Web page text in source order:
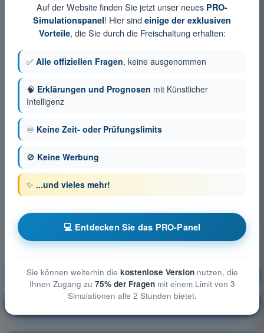
Menschliches Leistungsvermögen Ausbildung!
🔒 Erläuterung der Frage
Auf der Website finden Sie jetzt unser neues PRO-
Simulationspanel! Hier sind einige der exklusiven
Vorteile, die Sie durch die Freischaltung erhalten:
✅ Alle offiziellen Fragen, keine ausgenommen
🧠 Erklärungen und Prognosen mit Künstlicher
Intelligenz
♾️ Keine Zeit- oder Prüfungslimits
🚫 Keine Werbung
✨ ...und vieles mehr!
💻 Entdecken Sie das PRO-Panel
Sie können weiterhin die kostenlose Versionnutzen, die
Ihnen Zugang zu 75% der Fragenmit einem Limit von 3
Simulationen alle 2 Stunden bietet.